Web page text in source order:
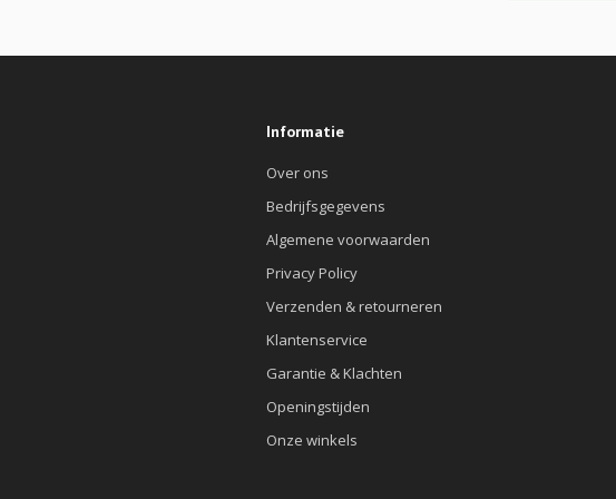
Informatie
Over ons
Bedrijfsgegevens
Algemene voorwaarden
Privacy Policy
Verzenden & retourneren
Klantenservice
Garantie & Klachten
Openingstijden
Onze winkels